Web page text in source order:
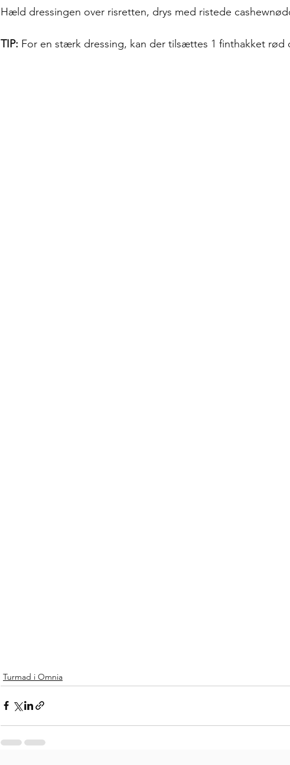
Hæld dressingen over risretten, drys med ristede
TIP: For en stærk dressing, kan der tilsættes 1 finthakket rød
Turmad i Omnia